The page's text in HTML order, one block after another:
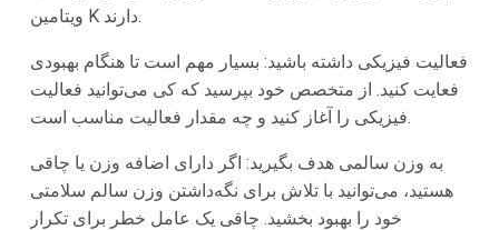
ویتامین K دارند.
فعالیت فیزیکی داشته باشید: بسیار مهم است تا هنگام بهبودی
فعایت کنید. از متخصص خود بپرسید که کی می‌توانید فعالیت
فیزیکی را آغاز کنید و چه مقدار فعالیت مناسب است.
به وزن سالمی هدف بگیرید: اگر دارای اضافه وزن یا چاقی
هستید، می‌توانید با تلاش برای نگه‌داشتن وزن سالم سلامتی
خود را بهبود بخشید. چاقی یک عامل خطر برای تکرار